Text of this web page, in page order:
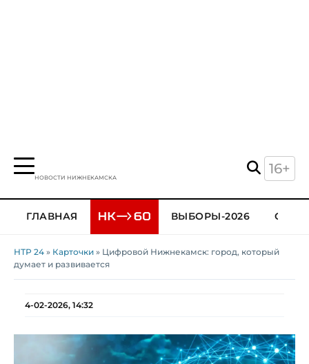
НОВОСТИ НИЖНЕКАМСКА
16+
ГЛАВНАЯ ВЫБОРЫ-2026
НТР 24 » Карточки » Цифровой Нижнекамск: город, который
думает и развивается
4-02-2026, 14:32